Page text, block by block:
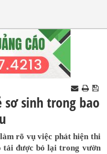
sinh trong bao
rõ vụ việc phát hiện thi
tải được bỏ lại trong vườn